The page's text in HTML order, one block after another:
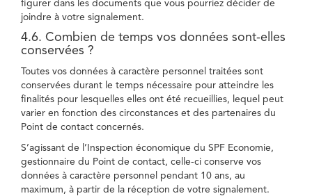
figurer dans les documents que vous pourriez décider de
joindre à votre signalement.
4.6. Combien de temps vos données sont-elles
conservées ?
Toutes vos données à caractère personnel traitées sont
conservées durant le temps nécessaire pour atteindre les
finalités pour lesquelles elles ont été recueillies, lequel peut
varier en fonction des circonstances et des partenaires du
Point de contact concernés.
S’agissant de l’Inspection économique du SPF Economie,
gestionnaire du Point de contact, celle-ci conserve vos
données à caractère personnel pendant 10 ans, au
maximum, à partir de la réception de votre signalement.